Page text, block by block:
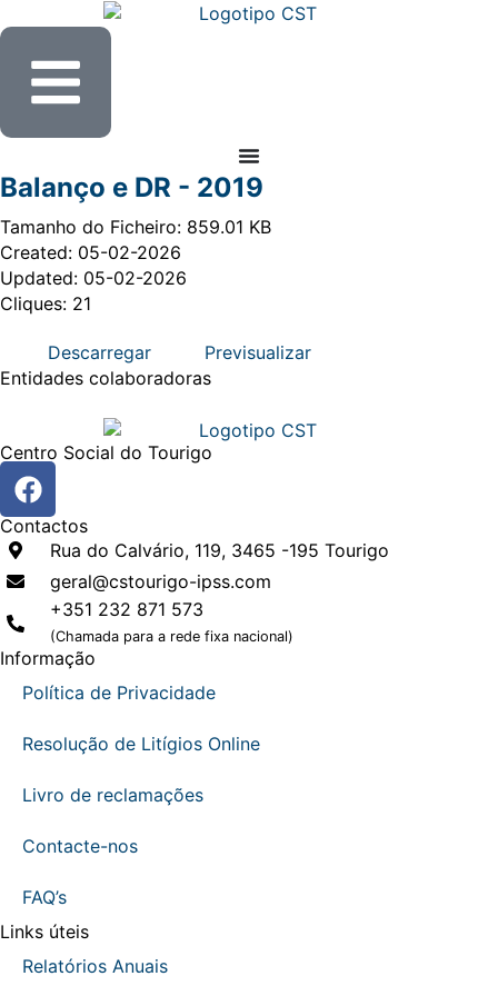
Balanço e DR - 2019
Tamanho do Ficheiro: 859.01 KB
Created: 05-02-2026
Updated: 05-02-2026
Cliques: 21
Descarregar
Previsualizar
Entidades colaboradoras
Centro Social do Tourigo
Contactos
Rua do Calvário, 119, 3465 -195 Tourigo
geral@cstourigo-ipss.com
+351 232 871 573
(Chamada para a rede fixa nacional)
Informação
Política de Privacidade
Resolução de Litígios Online
Livro de reclamações
Contacte-nos
FAQ’s
Links úteis
Relatórios Anuais